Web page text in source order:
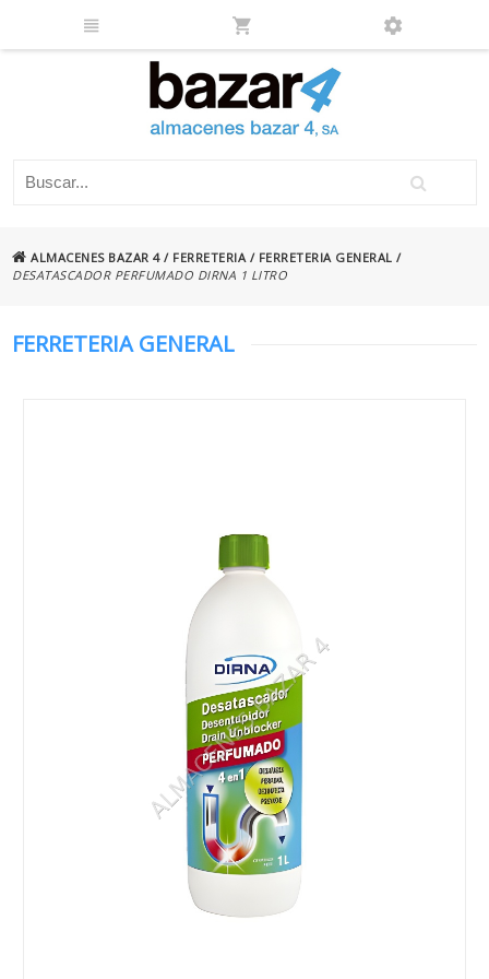
ALMACENES BAZAR 4/ FERRETERIA / FERRETERIA GENERAL /
DESATASCADOR PERFUMADO DIRNA 1 LITRO
FERRETERIA GENERAL